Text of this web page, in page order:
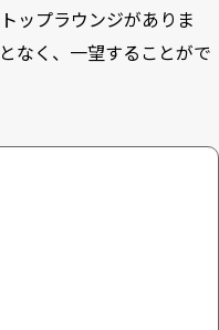
ップラウンジがありま
なく、一望することがで